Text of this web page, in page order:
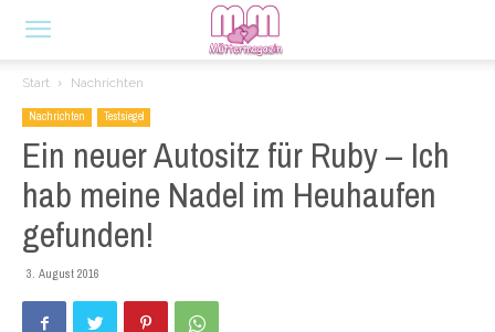
Start Nachrichten
Nachrichten Testsiegel
Ein neuer Autositz für Ruby – Ich
hab meine Nadel im Heuhaufen
gefunden!
3. August 2016